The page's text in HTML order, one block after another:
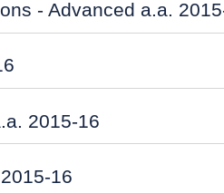
- Advanced a.a.
2015-16
16